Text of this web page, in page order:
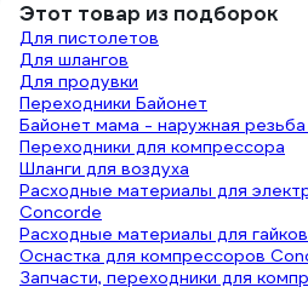
Этот товар из подборок
Для пистолетов
Для шлангов
Для продувки
Переходники Байонет
Байонет мама - наружная
Переходники для компрессора
Шланги для воздуха
Расходные материалы для
Concorde
Расходные материалы для
Оснастка для компрессоров
Запчасти, переходники для